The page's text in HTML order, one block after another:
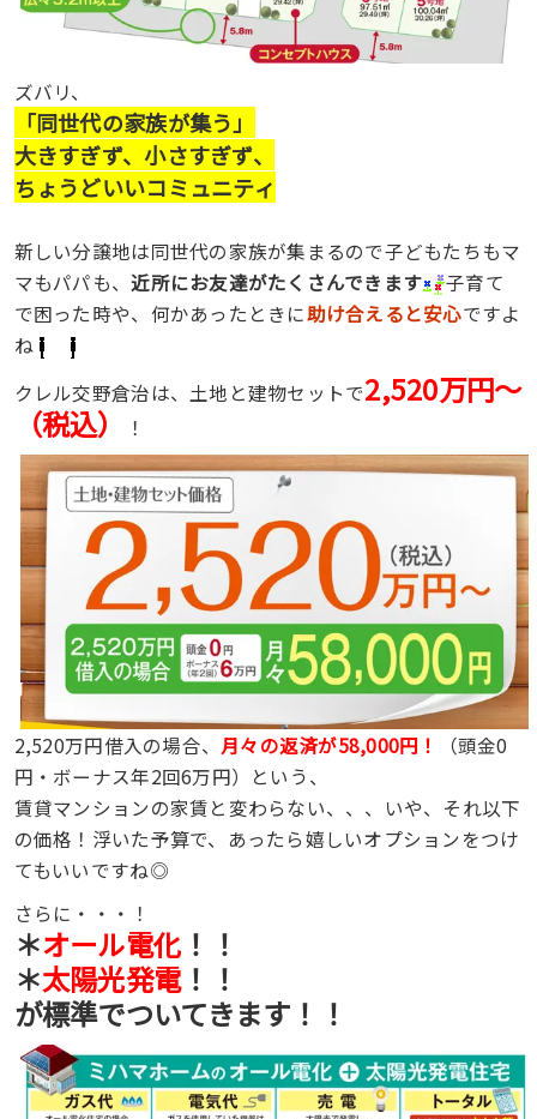
ズバリ、
「同世代の家族が集う」
大きすぎず、小さすぎず、
ちょうどいいコミュニティ
新しい分譲地は同世代の家族が集まるので子どもたちもマ
マもパパも、近所にお友達がたくさんできます
子育て
で困った時や、何かあったときに助け合えると安心ですよ
ね
クレル交野倉治は、土地と建物セットで2,520万円〜
（税込）
！
2,520万円借入の場合、 月々の返済が58,000円！
（頭金0
円・ボーナス年2回6万円）という、
賃貸マンションの家賃と変わらない、、、いや、それ以下
の価格！浮いた予算で、あったら嬉しいオプションをつけ
てもいいですね◎
さらに・・・！
＊オール電化 ！！
＊太陽光発電！！
が標準でついてきます！！